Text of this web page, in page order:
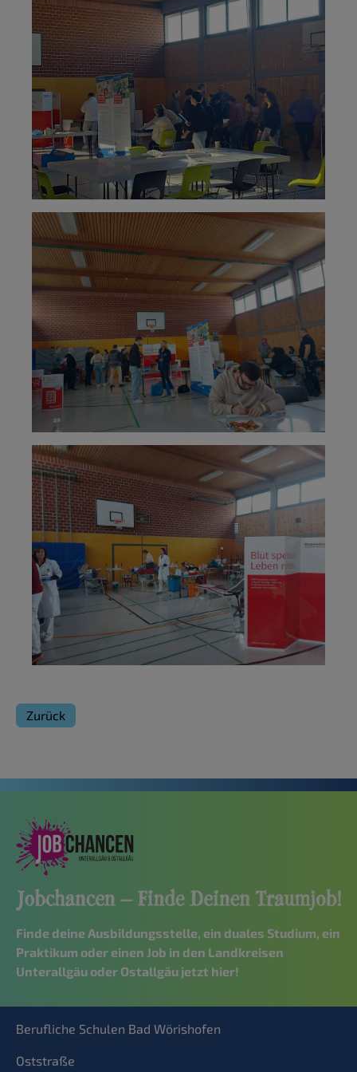
Zurück
Finde deine Ausbildungsstelle, ein duales Studium, ein
Praktikum oder einen Job in den Landkreisen
Unterallgäu oder Ostallgäu jetzt hier!
Berufliche Schulen Bad Wörishofen
Oststraße